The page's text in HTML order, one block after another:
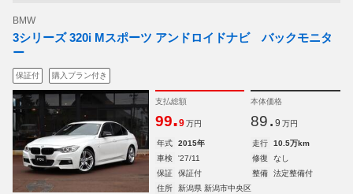
BMW
3シリーズ 320i Mスポーツ アンドロイドナビ バックモニタ
ー
保証付 購入プラン付き
支払総額
99.9 万円
本体価格
89. 9 万円
年式 2015年 走行
10.5万km
車検
'27/11 修復
なし
保証
保証付 整備
法定整備付
住所
新潟県 新潟市中央区